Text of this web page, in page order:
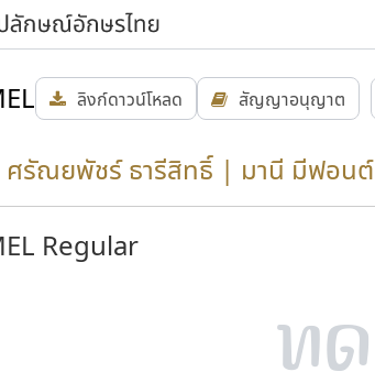
ลิงก์ดาวน์โหลด สัญญาอนุญาต
ศรัณยพัชร์ ธารีสิทธิ์ | มานี มีฟอนต์
Regular